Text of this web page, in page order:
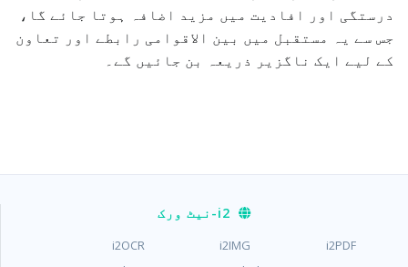
درستگی اور افادیت میں مزید اضافہ ہوتا جائے گا،
جس سے یہ مستقبل میں بین الاقوامی رابطے اور تعاون
کے لیے ایک ناگزیر ذریعہ بن جائیں گے۔
i2-نیٹ ورک
i2PDF
i2IMG
i2OCR